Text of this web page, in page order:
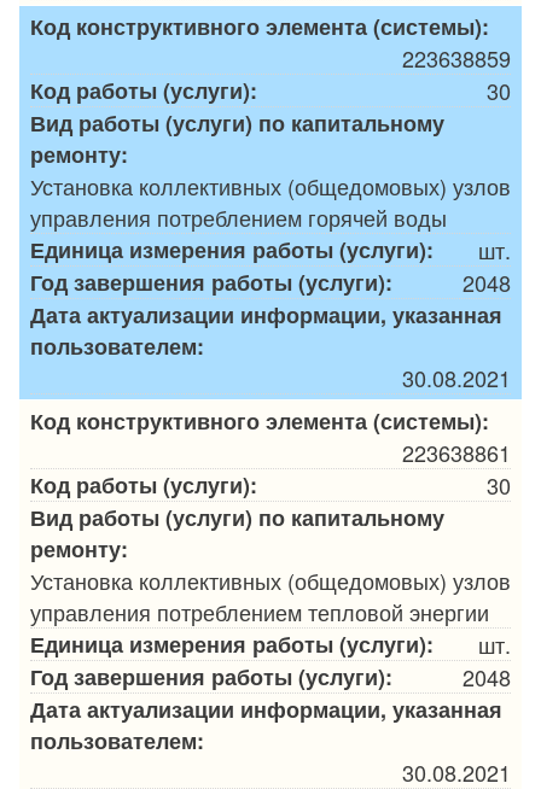
Код конструктивного элемента (системы):
223638859
Код работы (услуги):
30
Вид работы (услуги) по капитальному
ремонту:
Установка коллективных (общедомовых) узлов
управления потреблением горячей воды
Единица измерения работы (услуги):
шт.
Год завершения работы (услуги):
2048
Дата актуализации информации, указанная
пользователем:
30.08.2021
Код конструктивного элемента (системы):
223638861
Код работы (услуги):
30
Вид работы (услуги) по капитальному
ремонту:
Установка коллективных (общедомовых) узлов
управления потреблением тепловой энергии
Единица измерения работы (услуги):
шт.
Год завершения работы (услуги):
2048
Дата актуализации информации, указанная
пользователем:
30.08.2021